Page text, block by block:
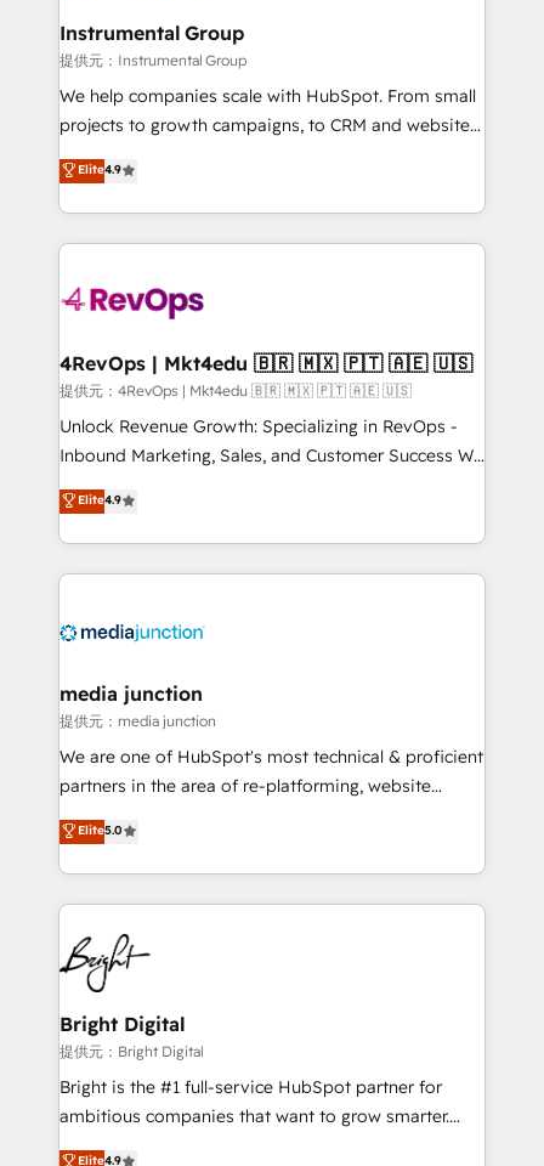
built for the work.
marketing campaigns, & RevOps frameworks that
fuel long-term success We connect the entire
customer lifecycle through seamless integrations,
ensure long-term adoption with change-
and service to drive sustainable growth With 6 key
HubSpot accreditations and experience across
teams has worked with clients just like you Let’s
explore whether S2 is the partner you’ve been
looking for...and get your next big initiative moving!
Instrumental Group
提供元：Instrumental Group
We help companies scale with HubSpot. From small
projects to growth campaigns, to CRM and websites.
Hire an agency that's experienced in every inch of
HubSpot and willing to work hand-in-hand with your
team to simplify the complex and build a better
experience for your team and customers.
Elite4.9
4RevOps | Mkt4edu 🇧🇷 🇲🇽 🇵🇹 🇦🇪 🇺🇸
提供元：4RevOps | Mkt4edu 🇧🇷 🇲🇽 🇵🇹 🇦🇪 🇺🇸
Unlock Revenue Growth: Specializing in RevOps -
Inbound Marketing, Sales, and Customer Success We
specialize in driving revenue growth for companies
across industries through tailored marketing, sales,
and customer success strategies, utilizing RevOps
methodologies. As Latin America's largest HubSpot
offer unparalleled insights. Operating in five
Mexico, USA, and Portugal—we've executed over a
hundred successful operations. Our approach,
rooted in RevOps principles, integrates analysis,
training, planning, and qualification. Leveraging
inbound marketing tactics, we focus on
understanding, nurturing, and converting leads.
competitive market.
Elite4.9
media junction
提供元：media junction
We are one of HubSpot's most technical & proficient
partners in the area of re-platforming, website
design & development. We specialize in multi-hub
implementations for mid-market & enterprise
companies. We are woman-owned, powered by
coffee, and we ❤️ dogs. We produce award-winning
work for our clients. 🏆2023 Technical Expertise
Impact Award 🏆2022 Technical Expertise Impact
Award 🏆2022 Platform Migration Excellence Impact
Award 🏆2020 Elite Solutions Partner 🏆2019
Integrations HubSpot Impact Award 🏆2019
Marketing Enablement HubSpot Impact Award 🏆
2018 Website Design HubSpot Impact Award 🏆2017
Elite5.0
Bright Digital
提供元：Bright Digital
Bright is the #1 full-service HubSpot partner for
ambitious companies that want to grow smarter.
From HubSpot onboarding, to training, from
Elite4.9